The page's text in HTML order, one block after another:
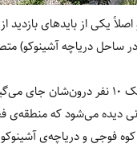
یکی از بایدهای
ساحل دریاچه آشینوکو)
دیده می‌شود که
فوجی و دریاچه‌ی